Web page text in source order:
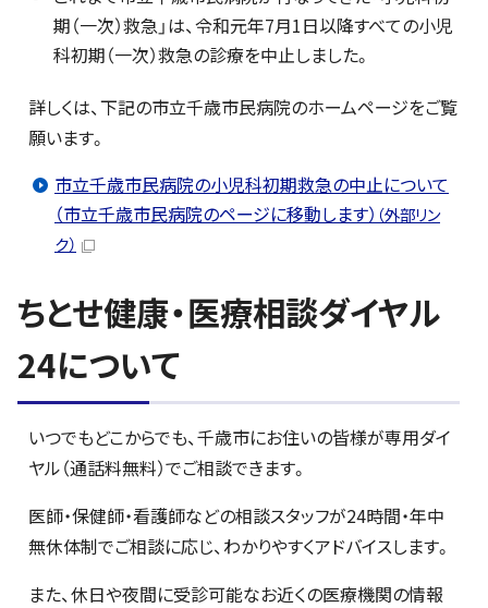
期（一次）救急」は、令和元年7月1日以降すべての小児
科初期（一次）救急の診療を中止しました。
詳しくは、下記の市立千歳市民病院のホームページをご覧
願います。
市立千歳市民病院の小児科初期救急の中止について
（市立千歳市民病院のページに移動します） （外部リン
ク）
ちとせ健康・医療相談ダイヤル
24について
いつでもどこからでも、千歳市にお住いの皆様が専用ダイ
ヤル（通話料無料）でご相談できます。
医師・保健師・看護師などの相談スタッフが24時間・年中
無休体制でご相談に応じ、わかりやすくアドバイスします。
また、休日や夜間に受診可能なお近くの医療機関の情報